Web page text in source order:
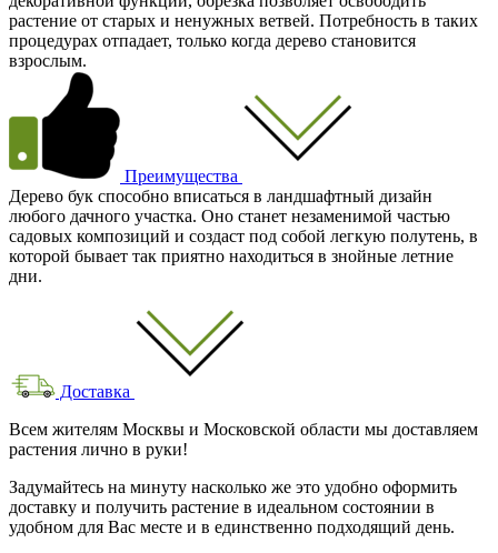
растение от старых и ненужных ветвей. Потребность в таких
процедурах отпадает, только когда дерево становится
взрослым.
Преимущества
Дерево бук способно вписаться в ландшафтный дизайн
любого дачного участка. Оно станет незаменимой частью
садовых композиций и создаст под собой легкую полутень, в
которой бывает так приятно находиться в знойные летние
дни.
Доставка
Всем жителям Москвы и Московской области мы доставляем
растения лично в руки!
Задумайтесь на минуту насколько же это удобно оформить
доставку и получить растение в идеальном состоянии в
удобном для Вас месте и в единственно подходящий день.